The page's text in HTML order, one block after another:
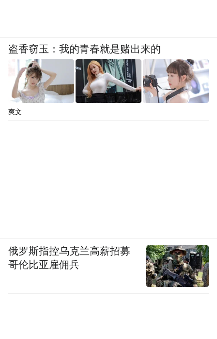
盗香窃玉：我的青春就是赌出来的
爽文
俄罗斯指控乌克兰高薪招募
哥伦比亚雇佣兵